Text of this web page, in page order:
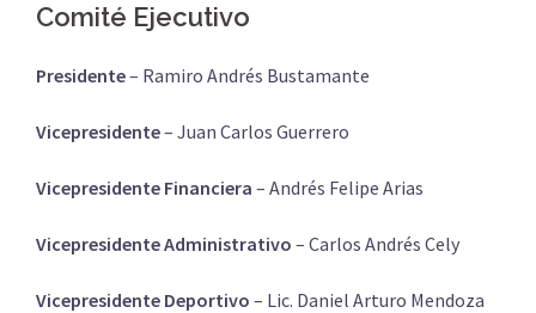
Comité Ejecutivo
Presidente– Ramiro Andrés Bustamante
Vicepresidente– Juan Carlos Guerrero
Vicepresidente Financiera – Andrés Felipe Arias
Vicepresidente Administrativo – Carlos Andrés Cely
Vicepresidente Deportivo – Lic. Daniel Arturo Mendoza